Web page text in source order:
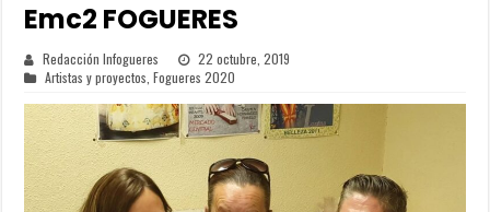
Emc2 FOGUERES
Redacción Infogueres
22 octubre, 2019
Artistas y proyectos ,Fogueres 2020